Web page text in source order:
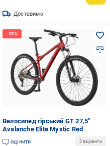
Доставимо
Велосипед гірський GT 27,5"
Avalanche Elite Mystic Red
(UDT64B840C4A654.4010)
оцінити 3 варіанти